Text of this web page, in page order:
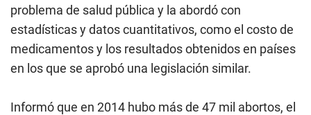
problema de salud pública y la abordó con
estadísticas y datos cuantitativos, como el costo de
medicamentos y los resultados obtenidos en países
en los que se aprobó una legislación similar.­
Informó que en 2014 hubo más de 47 mil abortos, el